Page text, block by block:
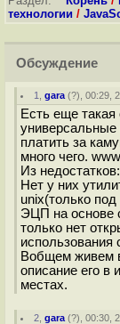
технологии /
Обсуждение
1 ,gara (?), 00:29,
Есть еще
универсальные
платить за
много чего.
Из недостатков:
Нет у них
unix(только под
ЭЦП на основе
только нет
использования
Вобщем живем
описание его в
местах.
2 ,gara (?), 00:30,